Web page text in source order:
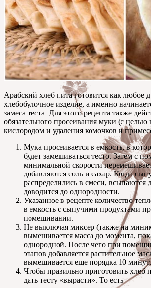
Арабский хлеб пита готовится как любое
хлебобулочное изделие, а именно
замеса теста. Для этого рецепта также
обязательного просеивания муки (с
кислородом и удаления комочков и
Мука просеивается в емкость, в
будет замешиваться тесто. Затем с
минимальной скорости
добавляются соль и сахар. Когда
распределились в смеси, всыпаются
доводится до однородности.
Указанное в рецепте количество
в емкость с сыпучими продуктами
помешивании.
Не выключая миксер (также на
вымешивается масса до момента,
однородной. После чего при
этапов добавляется растительное
вымешивается еще порядка 10 минут.
Чтобы правильно приготовить хлеб
дать тесту «вырасти». То есть